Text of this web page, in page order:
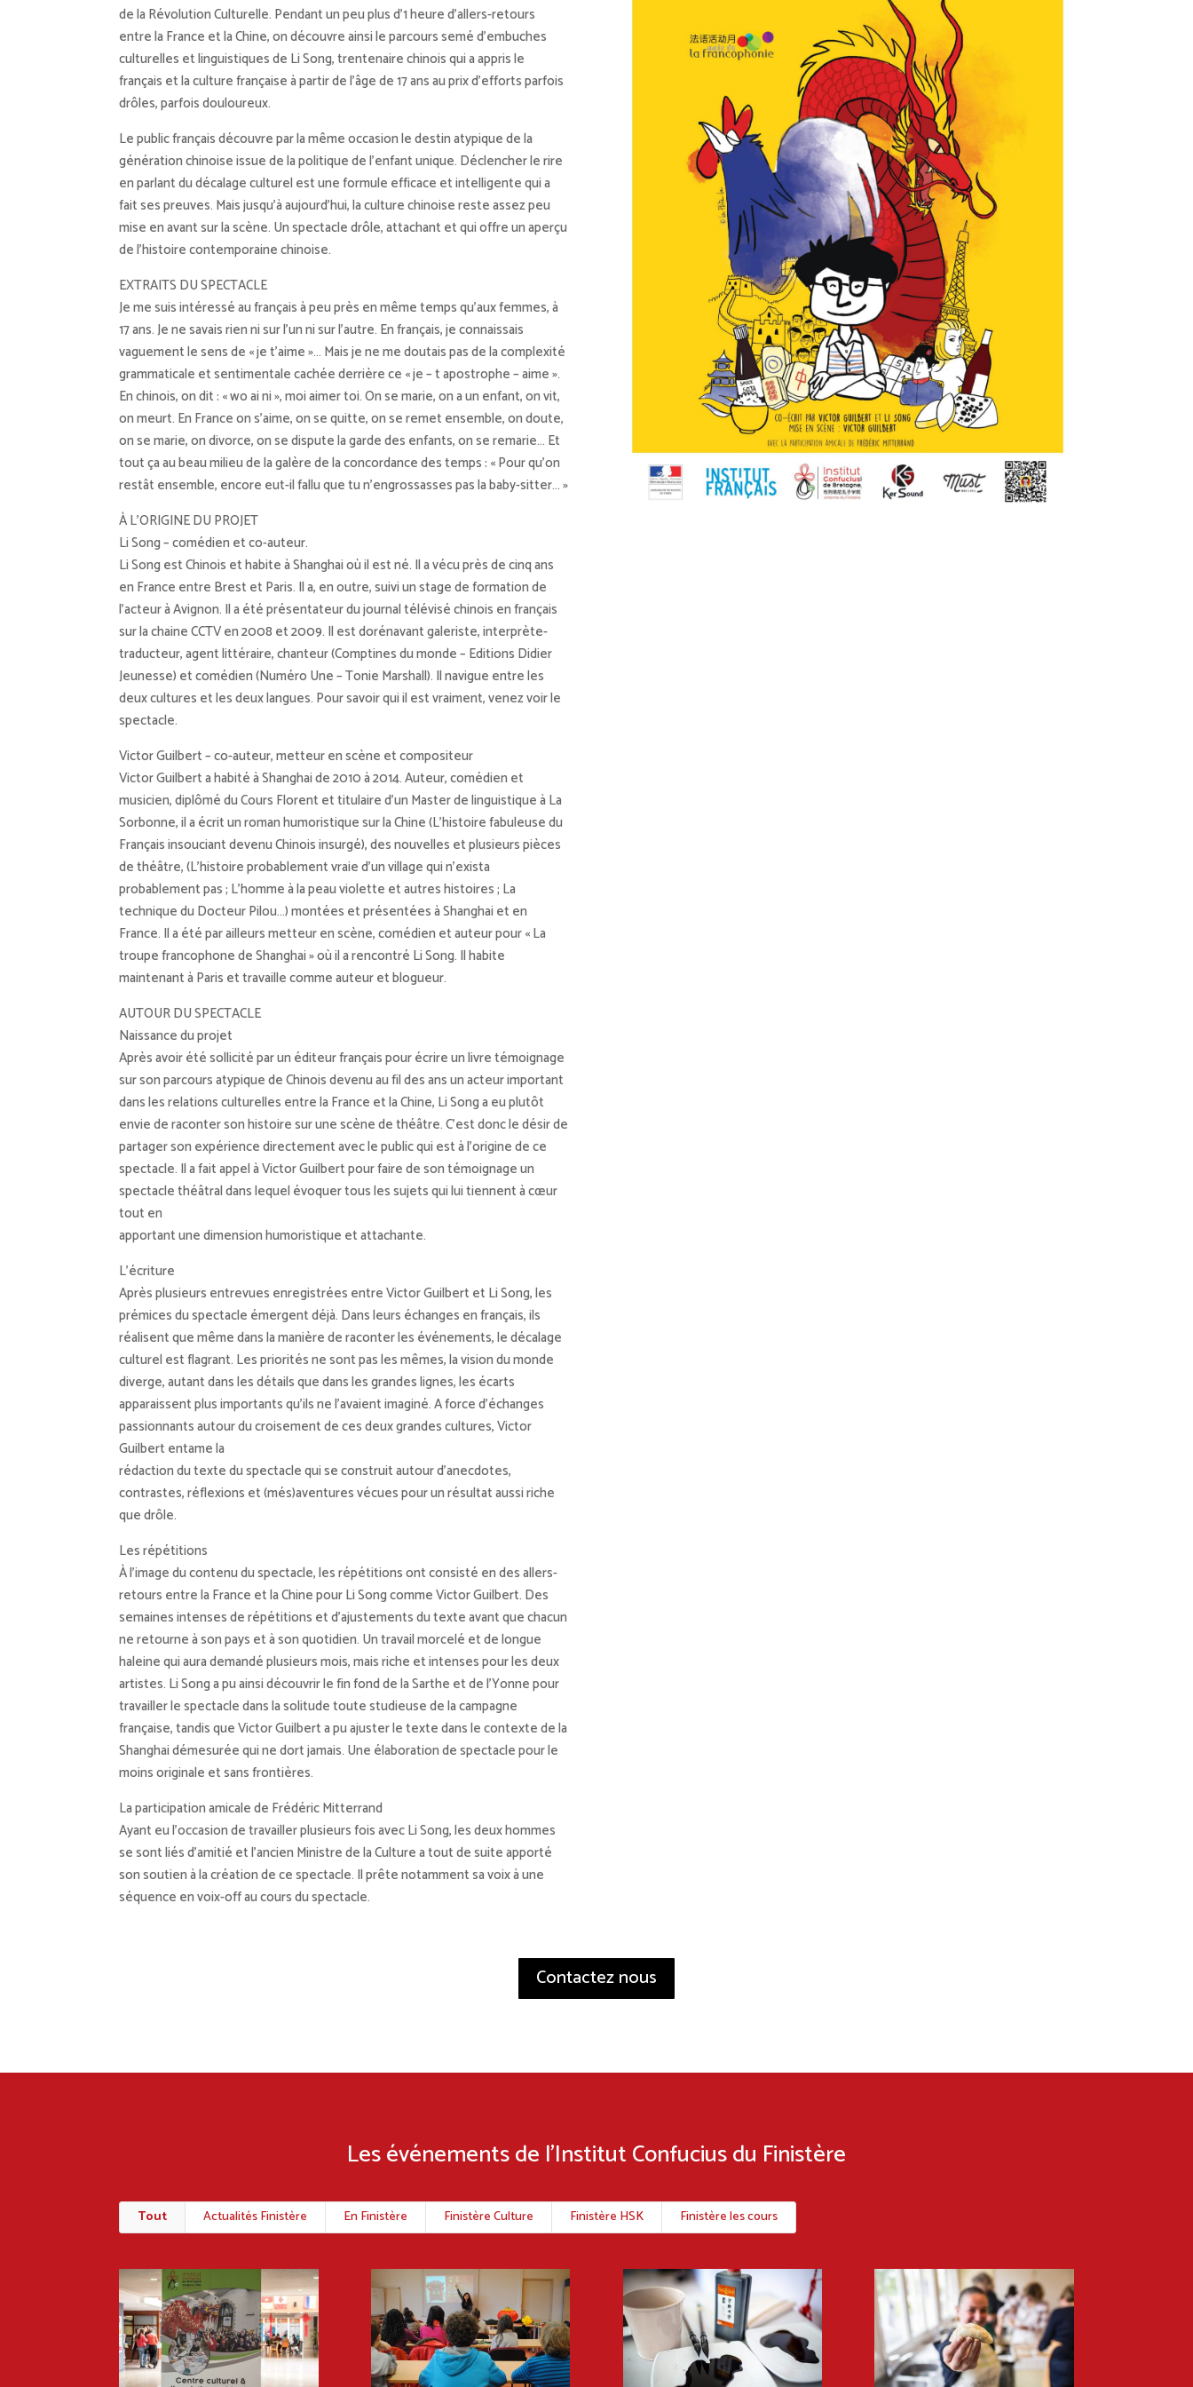
de la Révolution Culturelle. Pendant un peu plus d’1 heure d’allers-retours
entre la France et la Chine, on découvre ainsi le parcours semé d’embuches
culturelles et linguistiques de Li Song, trentenaire chinois qui a appris le
français et la culture française à partir de l’âge de 17 ans au prix d’efforts parfois
drôles, parfois douloureux.
Le public français découvre par la même occasion le destin atypique de la
génération chinoise issue de la politique de l’enfant unique. Déclencher le rire
en parlant du décalage culturel est une formule efficace et intelligente qui a
fait ses preuves. Mais jusqu’à aujourd’hui, la culture chinoise reste assez peu
mise en avant sur la scène. Un spectacle drôle, attachant et qui offre un aperçu
de l’histoire contemporaine chinoise.
EXTRAITS DU SPECTACLE
Je me suis intéressé au français à peu près en même temps qu’aux femmes, à
17 ans. Je ne savais rien ni sur l’un ni sur l’autre. En français, je connaissais
vaguement le sens de « je t’aime »… Mais je ne me doutais pas de la complexité
grammaticale et sentimentale cachée derrière ce « je – t apostrophe – aime ».
En chinois, on dit : « wo ai ni », moi aimer toi. On se marie, on a un enfant, on vit,
on meurt. En France on s’aime, on se quitte, on se remet ensemble, on doute,
on se marie, on divorce, on se dispute la garde des enfants, on se remarie… Et
tout ça au beau milieu de la galère de la concordance des temps : « Pour qu’on
restât ensemble, encore eut-il fallu que tu n’engrossasses pas la baby-sitter… »
À L’ORIGINE DU PROJET
Li Song – comédien et co-auteur.
Li Song est Chinois et habite à Shanghai où il est né. Il a vécu près de cinq ans
en France entre Brest et Paris. Il a, en outre, suivi un stage de formation de
l’acteur à Avignon. Il a été présentateur du journal télévisé chinois en français
sur la chaine CCTV en 2008 et 2009. Il est dorénavant galeriste, interprète-
traducteur, agent littéraire, chanteur (Comptines du monde – Editions Didier
Jeunesse) et comédien (Numéro Une – Tonie Marshall). Il navigue entre les
deux cultures et les deux langues. Pour savoir qui il est vraiment, venez voir le
spectacle.
Victor Guilbert – co-auteur, metteur en scène et compositeur
Victor Guilbert a habité à Shanghai de 2010 à 2014. Auteur, comédien et
musicien, diplômé du Cours Florent et titulaire d’un Master de linguistique à La
Sorbonne, il a écrit un roman humoristique sur la Chine (L’histoire fabuleuse du
Français insouciant devenu Chinois insurgé), des nouvelles et plusieurs pièces
de théâtre, (L’histoire probablement vraie d’un village qui n’exista
probablement pas ; L’homme à la peau violette et autres histoires ; La
technique du Docteur Pilou…) montées et présentées à Shanghai et en
France. Il a été par ailleurs metteur en scène, comédien et auteur pour « La
troupe francophone de Shanghai » où il a rencontré Li Song. Il habite
maintenant à Paris et travaille comme auteur et blogueur.
AUTOUR DU SPECTACLE
Naissance du projet
Après avoir été sollicité par un éditeur français pour écrire un livre témoignage
sur son parcours atypique de Chinois devenu au fil des ans un acteur important
dans les relations culturelles entre la France et la Chine, Li Song a eu plutôt
envie de raconter son histoire sur une scène de théâtre. C’est donc le désir de
partager son expérience directement avec le public qui est à l’origine de ce
spectacle. Il a fait appel à Victor Guilbert pour faire de son témoignage un
spectacle théâtral dans lequel évoquer tous les sujets qui lui tiennent à cœur
tout en
apportant une dimension humoristique et attachante.
L’écriture
Après plusieurs entrevues enregistrées entre Victor Guilbert et Li Song, les
prémices du spectacle émergent déjà. Dans leurs échanges en français, ils
réalisent que même dans la manière de raconter les événements, le décalage
culturel est flagrant. Les priorités ne sont pas les mêmes, la vision du monde
diverge, autant dans les détails que dans les grandes lignes, les écarts
apparaissent plus importants qu’ils ne l’avaient imaginé. A force d’échanges
passionnants autour du croisement de ces deux grandes cultures, Victor
Guilbert entame la
rédaction du texte du spectacle qui se construit autour d’anecdotes,
contrastes, réflexions et (més)aventures vécues pour un résultat aussi riche
que drôle.
Les répétitions
À l’image du contenu du spectacle, les répétitions ont consisté en des allers-
retours entre la France et la Chine pour Li Song comme Victor Guilbert. Des
semaines intenses de répétitions et d’ajustements du texte avant que chacun
ne retourne à son pays et à son quotidien. Un travail morcelé et de longue
haleine qui aura demandé plusieurs mois, mais riche et intenses pour les deux
artistes. Li Song a pu ainsi découvrir le fin fond de la Sarthe et de l’Yonne pour
travailler le spectacle dans la solitude toute studieuse de la campagne
française, tandis que Victor Guilbert a pu ajuster le texte dans le contexte de la
Shanghai démesurée qui ne dort jamais. Une élaboration de spectacle pour le
moins originale et sans frontières.
La participation amicale de Frédéric Mitterrand
Ayant eu l’occasion de travailler plusieurs fois avec Li Song, les deux hommes
se sont liés d’amitié et l’ancien Ministre de la Culture a tout de suite apporté
son soutien à la création de ce spectacle. Il prête notamment sa voix à une
séquence en voix-off au cours du spectacle.
Contactez nous
Les événements de l’Institut Confucius du Finistère
Tout Actualités Finistère En Finistère Finistère Culture Finistère HSK Finistère les cours